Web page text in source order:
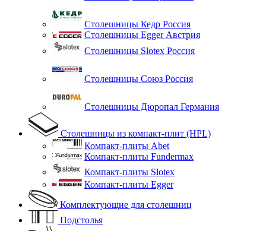
Столешницы Кедр Россия
Столешницы Egger Австрия
Столешницы Slotex Россия
Столешницы Союз Россия
Столешницы Дюропал Германия
Столешницы из компакт-плит (HPL)
Компакт-плиты Abet
Компакт-плиты Fundermax
Компакт-плиты Slotex
Компакт-плиты Egger
Комплектующие для столешниц
Подстолья